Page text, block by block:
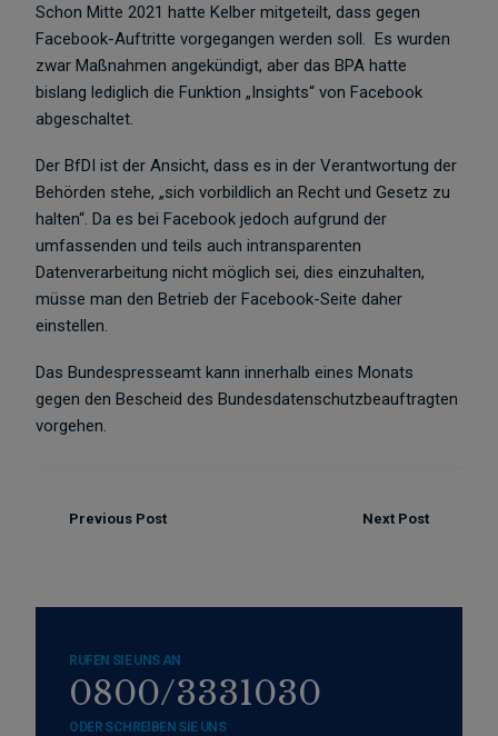
Schon Mitte 2021 hatte Kelber mitgeteilt, dass gegen
Facebook-Auftritte vorgegangen werden soll. Es wurden
zwar Maßnahmen angekündigt, aber das BPA hatte
bislang lediglich die Funktion „Insights“ von Facebook
abgeschaltet.
Der BfDI ist der Ansicht, dass es in der Verantwortung der
Behörden stehe, „sich vorbildlich an Recht und Gesetz zu
halten“. Da es bei Facebook jedoch aufgrund der
umfassenden und teils auch intransparenten
Datenverarbeitung nicht möglich sei, dies einzuhalten,
müsse man den Betrieb der Facebook-Seite daher
einstellen.
Das Bundespresseamt kann innerhalb eines Monats
gegen den Bescheid des Bundesdatenschutzbeauftragten
vorgehen.
Previous Post Next Post
RUFEN SIE UNS AN
0800/3331030
ODER SCHREIBEN SIE UNS